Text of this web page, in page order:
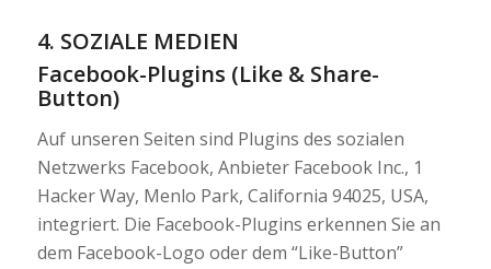
4. SOZIALE MEDIEN
Facebook-Plugins (Like & Share-
Button)
Auf unseren Seiten sind Plugins des sozialen
Netzwerks Facebook, Anbieter Facebook Inc., 1
Hacker Way, Menlo Park, California 94025, USA,
integriert. Die Facebook-Plugins erkennen Sie an
dem Facebook-Logo oder dem “Like-Button”